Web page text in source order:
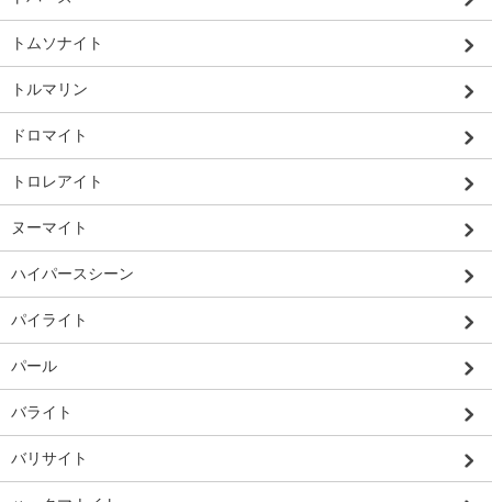
トムソナイト
トルマリン
ドロマイト
トロレアイト
ヌーマイト
ハイパースシーン
パイライト
パール
バライト
バリサイト